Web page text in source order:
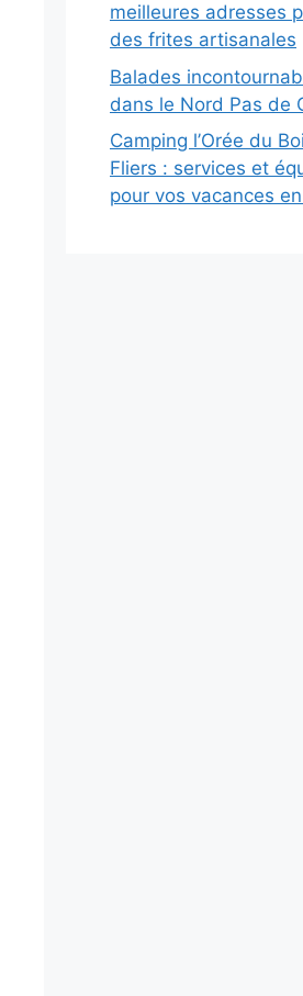
meilleures adresses
des frites artisanales
Balades
dans le Nord Pas de
Camping l’Orée du
Fliers : services et
pour vos vacances